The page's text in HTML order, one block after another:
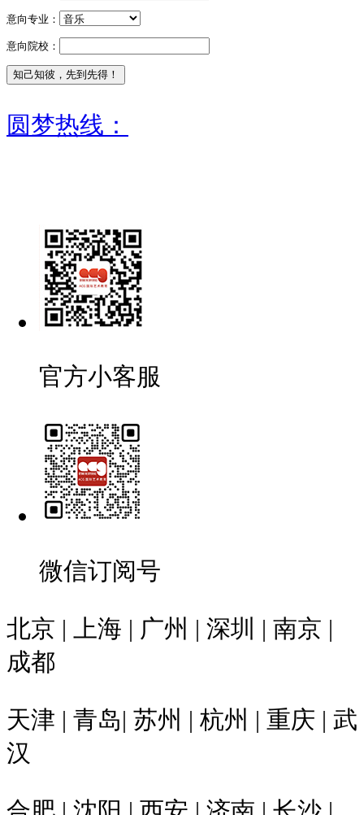
意向专业：
意向院校：
圆梦热线：
官方小客服
微信订阅号
北京 | 上海 | 广州 | 深圳 | 南京 |
成都
天津 | 青岛| 苏州 | 杭州 | 重庆 | 武
汉